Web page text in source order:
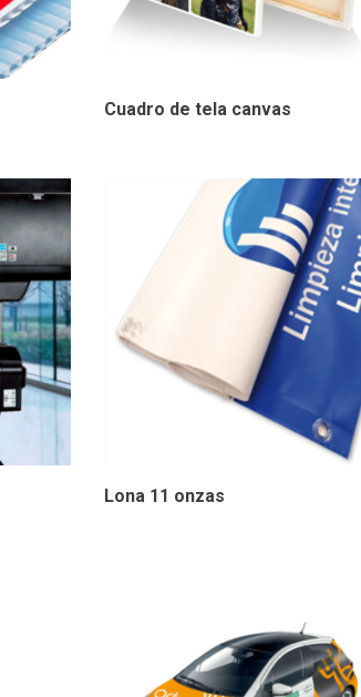
Cuadro de tela canvas
Lona 11 onzas